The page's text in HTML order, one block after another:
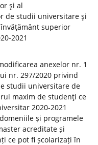
şi al
de studii universitare şi
superior
2021
anexelor nr. 1
nr. 297/2020 privind
studii universitare de
maxim de studenţi ce
2020-2021
și programele
acreditate și
ce pot fi școlarizați în